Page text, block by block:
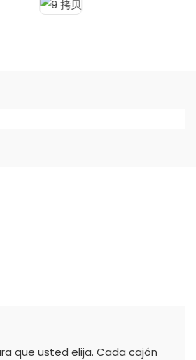
que usted elija. Cada cajón